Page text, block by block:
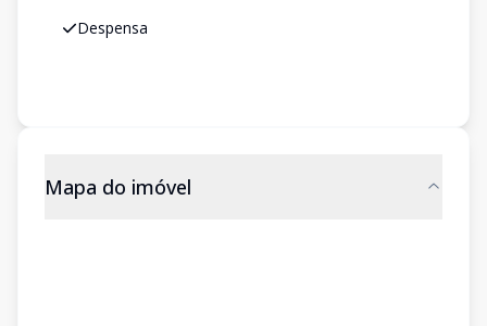
Despensa
Mapa do imóvel